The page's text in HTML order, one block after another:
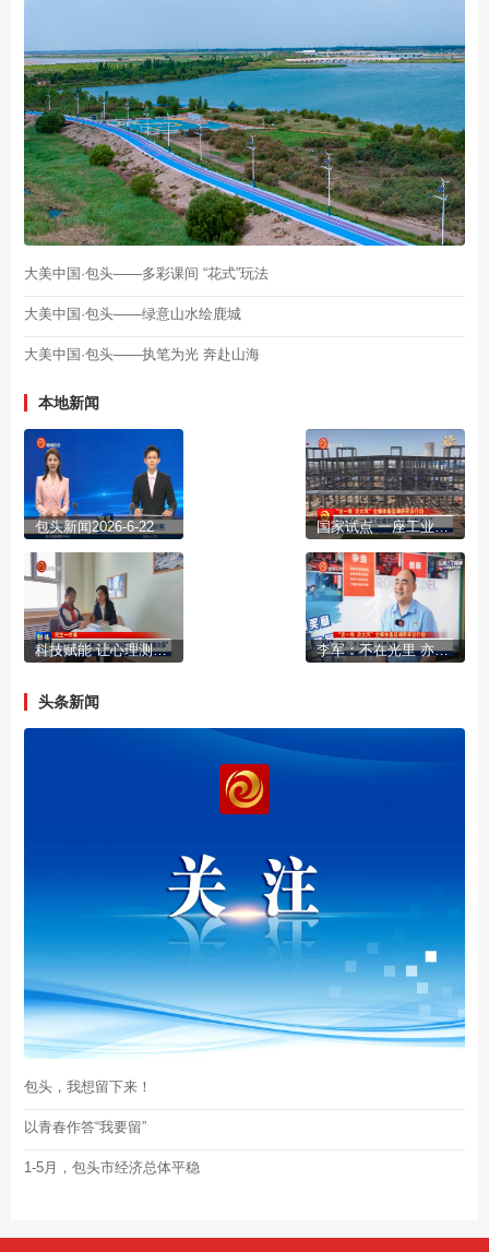
大美中国·包头——多彩课间 “花式”玩法
大美中国·包头——绿意山水绘鹿城
大美中国·包头——执笔为光 奔赴山海
本地新闻
包头新闻2026-6-22 国家试点 一座工业城市的流通“新名片”
科技赋能 让心理测评从“经验判断”走向“数据决策” 李军：不在光里 亦是英雄
头条新闻
包头，我想留下来！
以青春作答“我要留”
1-5月，包头市经济总体平稳